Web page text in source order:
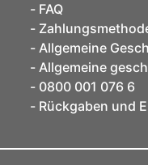
FAQ
Allgemeine
Allgemeine
0800 001 076 6
Rückgaben und